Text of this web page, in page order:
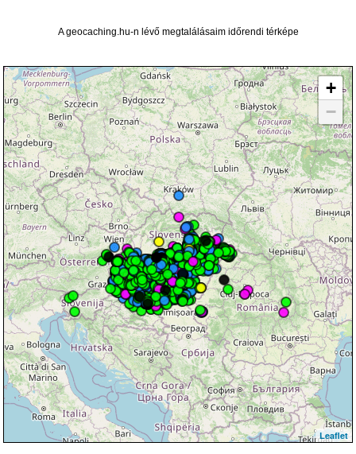
A geocaching.hu-n lévő megtalálásaim időrendi térképe
+
−
Leaflet